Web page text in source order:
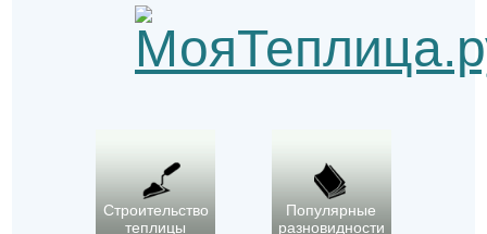
Строительство
теплицы
Популярные
разновидности